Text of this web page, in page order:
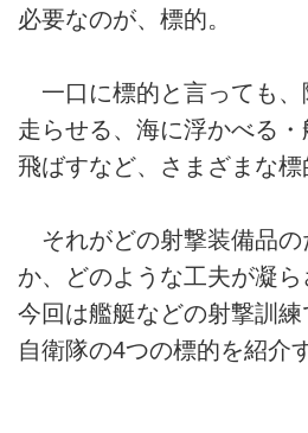
必要なのが、標的。
一口に標的と言っても、
走らせる、海に浮かべる
飛ばすなど、さまざまな標
それがどの射撃装備品の
か、どのような工夫が凝ら
今回は艦艇などの射撃訓
自衛隊の4つの標的を紹介